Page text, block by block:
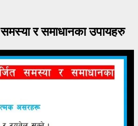
र समाधानका उपायहरु